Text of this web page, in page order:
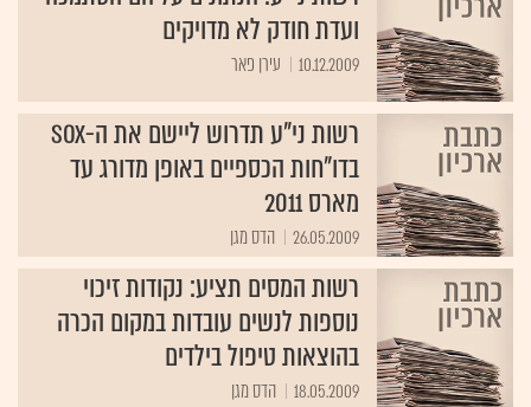
ועדת חודק לא מדויקים
10.12.2009 עירן פאר
רשות ני"ע תדרוש ליישם את ה-SOX
בדו"חות הכספיים באופן מדורג עד
מארס 2011
26.05.2009 הדס מגן
רשות המסים תציע: נקודות זיכוי
נוספות לנשים עובדות במקום הכרה
בהוצאות טיפול בילדים
18.05.2009 הדס מגן